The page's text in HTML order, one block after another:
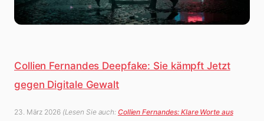
Collien Fernandes Deepfake: Sie kämpft Jetzt
gegen Digitale Gewalt
23. März 2026 (Lesen Sie auch: Collien Fernandes: Klare Worte aus